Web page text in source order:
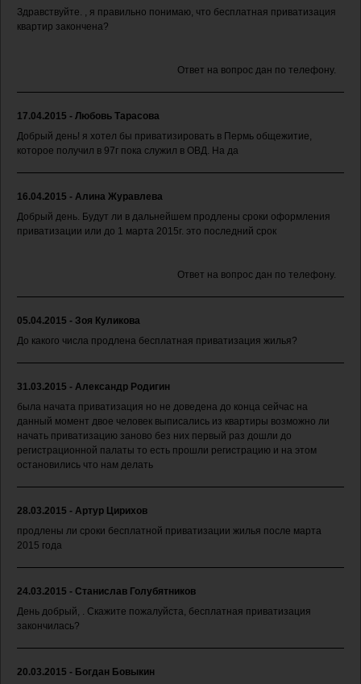
Здравствуйте. , я правильно понимаю, что бесплатная приватизация
квартир закончена?
Ответ на вопрос дан по телефону.
17.04.2015 - Любовь Тарасова
Добрый день! я хотел бы приватизировать в Пермь общежитие,
которое получил в 97г пока служил в ОВД. На да
16.04.2015 - Алина Журавлева
Добрый день. Будут ли в дальнейшем продлены сроки оформления
приватизации или до 1 марта 2015г. это последний срок
Ответ на вопрос дан по телефону.
05.04.2015 - Зоя Куликова
До какого числа продлена бесплатная приватизация жилья?
31.03.2015 - Александр Родигин
была начата приватизация но не доведена до конца сейчас на
данный момент двое человек выписались из квартиры возможно ли
начать приватизацию заново без них первый раз дошли до
регистрационной палаты то есть прошли регистрацию и на этом
остановились что нам делать
28.03.2015 - Артур Цирихов
продлены ли сроки бесплатной приватизации жилья после марта
2015 года
24.03.2015 - Станислав Голубятников
День добрый, . Скажите пожалуйста, бесплатная приватизация
закончилась?
20.03.2015 - Богдан Бовыкин